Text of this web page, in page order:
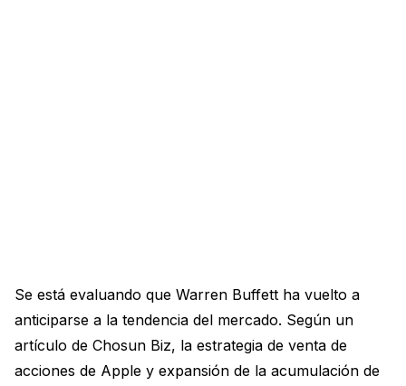
Se está evaluando que Warren Buffett ha vuelto a
anticiparse a la tendencia del mercado. Según un
artículo de Chosun Biz, la estrategia de venta de
acciones de Apple y expansión de la acumulación de